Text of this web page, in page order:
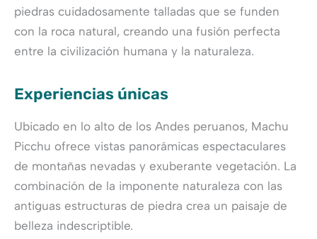
piedras cuidadosamente talladas que se funden
con la roca natural, creando una fusión perfecta
entre la civilización humana y la naturaleza.
Experiencias únicas
Ubicado en lo alto de los Andes peruanos, Machu
Picchu ofrece vistas panorámicas espectaculares
de montañas nevadas y exuberante vegetación. La
combinación de la imponente naturaleza con las
antiguas estructuras de piedra crea un paisaje de
belleza indescriptible.